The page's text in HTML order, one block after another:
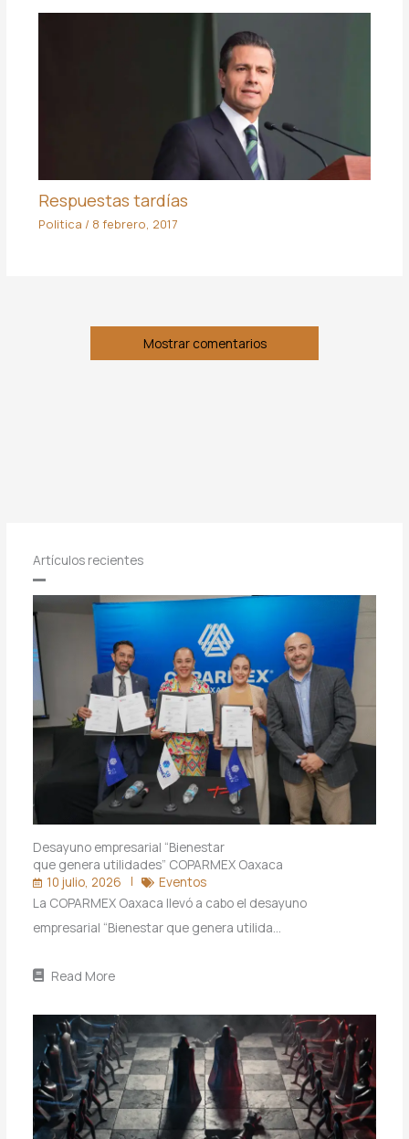
Respuestas tardías
Politica / 8 febrero, 2017
Mostrar comentarios
Artículos recientes
Desayuno empresarial “Bienestar
que genera utilidades” COPARMEX Oaxaca
10 julio, 2026
Eventos
La COPARMEX Oaxaca llevó a cabo el desayuno
empresarial “Bienestar que genera utilida…
Read More